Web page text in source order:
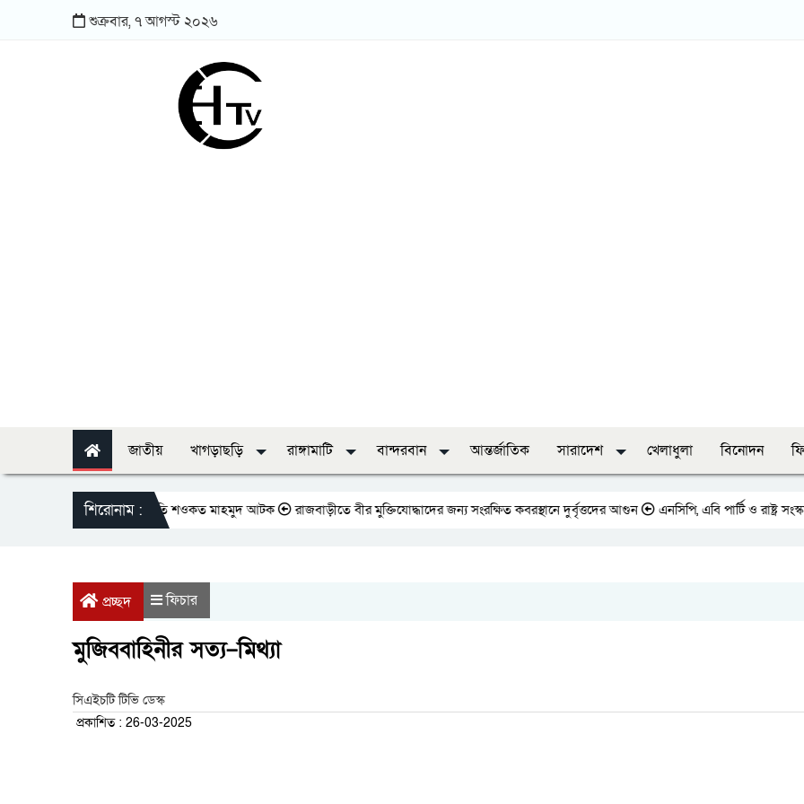
শুক্রবার,৭আগস্ট ২০২৬
জাতীয় খাগড়াছড়ি রাঙ্গামাটি বান্দরবান আন্তর্জাতিক সারাদেশ খেলাধুলা বিনোদন
শিরোনাম :
সাবেক সভাপতি শওকত মাহমুদ আটক রাজবাড়ীতে বীর মুক্তিযোদ্ধাদের জন্য সংরক্ষিত কবরস্থানে দুর্বৃত্তদের আগুন এনসিপি, এবি পার্টি ও রাষ্ট্র সংস্কার
প্রচ্ছদ ফিচার
মুজিববাহিনীর সত্য–মিথ্যা
সিএইচটি টিভি ডেস্ক
প্রকাশিত : 26-03-2025